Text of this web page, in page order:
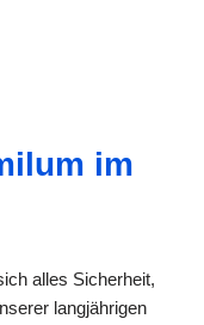
im
alles Sicherheit,
langjährigen